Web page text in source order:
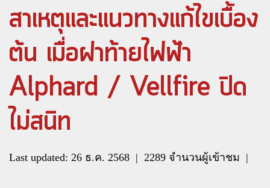
สาเหตุและแนวทางแก้ไขเบื้อง
ต้น เมื่อฝาท้ายไฟฟ้า
Alphard / Vellfire ปิด
ไม่สนิท
Last updated: 26 ธ.ค. 2568 | 2289 จำนวนผู้เข้าชม |